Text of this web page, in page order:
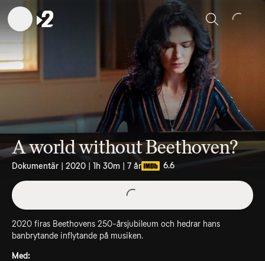
Sök
A world without Beethoven?
Dokumentär | 2020 | 1h 30m | 7 år 6.6
2020 firas Beethovens 250-årsjubileum och hedrar hans
banbrytande inflytande på musiken.
Med: